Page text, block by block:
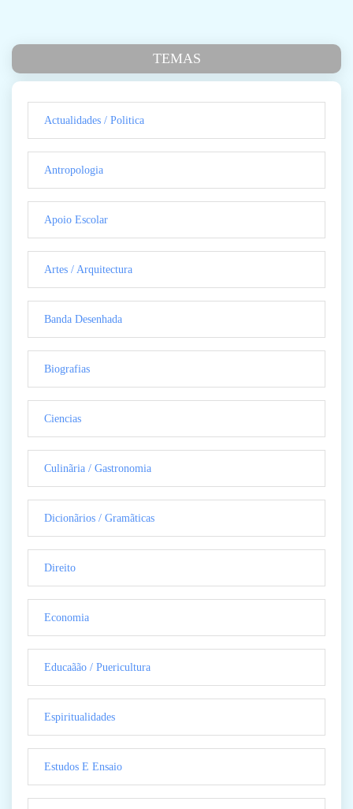
TEMAS
Actualidades / Politica
Antropologia
Apoio Escolar
Artes / Arquitectura
Banda Desenhada
Biografias
Ciencias
Culinãria / Gastronomia
Dicionãrios / Gramãticas
Direito
Economia
Educaãão / Puericultura
Espiritualidades
Estudos E Ensaio